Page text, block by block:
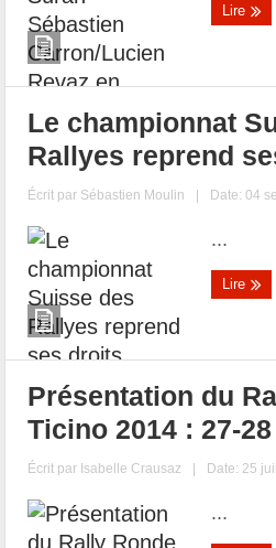
Lire
Le championnat
Rallyes reprend
Écrit par Sébastien Moulin | Date: 04
...
Lire
Présentation du
Ticino 2014 : 27-
Écrit par Isabelle Crausaz | Date: 25
...